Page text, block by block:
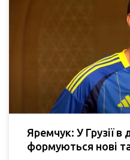
Яремчук: У Грузії
формуються нові